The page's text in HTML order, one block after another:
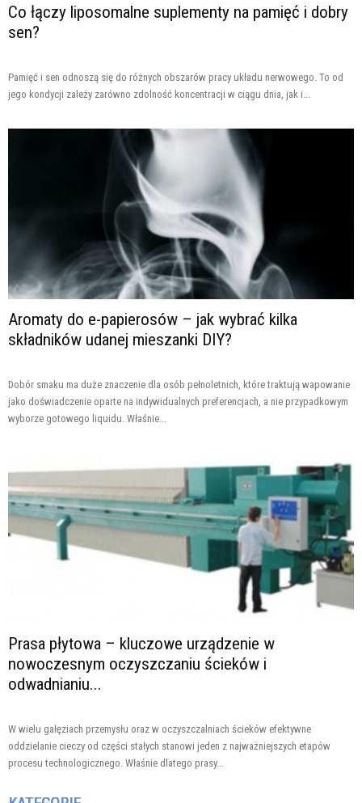
Co łączy liposomalne suplementy na pamięć i dobry
sen?
Pamięć i sen odnoszą się do różnych obszarów pracy układu nerwowego. To od
jego kondycji zależy zarówno zdolność koncentracji w ciągu dnia, jak i...
Aromaty do e-papierosów – jak wybrać kilka
składników udanej mieszanki DIY?
Dobór smaku ma duże znaczenie dla osób pełnoletnich, które traktują wapowanie
jako doświadczenie oparte na indywidualnych preferencjach, a nie przypadkowym
wyborze gotowego liquidu. Właśnie...
Prasa płytowa – kluczowe urządzenie w
nowoczesnym oczyszczaniu ścieków i
odwadnianiu...
W wielu gałęziach przemysłu oraz w oczyszczalniach ścieków efektywne
oddzielanie cieczy od części stałych stanowi jeden z najważniejszych etapów
procesu technologicznego. Właśnie dlatego prasy...